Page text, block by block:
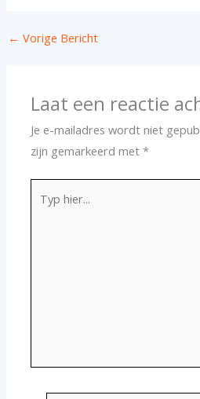
← Vorige Bericht
Laat een reactie
Je e-mailadres wordt niet
zijn gemarkeerd met*
hier...